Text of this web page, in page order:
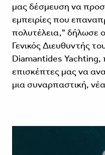
μας δέσμευση να
εμπειρίες που
πολυτέλεια," δήλωσε
Γενικός Διευθυντής
Diamantides Yachting,
επισκέπτες μας να
μια συναρπαστική,